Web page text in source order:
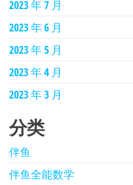
2023 年 7 月
2023 年 6 月
2023 年 5 月
2023 年 4 月
2023 年 3 月
分类
伴鱼
伴鱼全能数学